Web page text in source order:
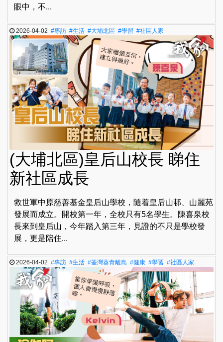
眼中，不...
2026-04-02#專訪 #生活 #大埔北區 #學習 #社區人家
(大埔北區)皇后山校長 睇住
新社區成長
救世軍中原慈善基金皇后山學校，隨着皇后山邨、山麗苑
發展而成立。開校第一年，全校只有5名學生。陳喜泉校
長來到皇后山，今年踏入第三年，見證的不只是學校發
展，更是陪住...
2026-04-02#專訪 #生活 #荃灣葵青離島 #健康 #學習 #社區人家